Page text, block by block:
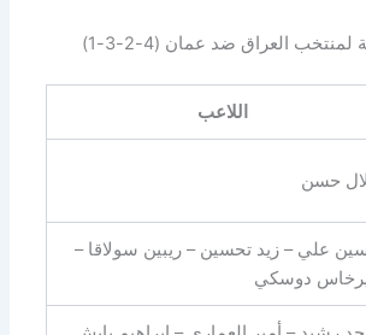
العراق ضد عمان (4-2-3-1)
اللاعب
حسن
علي – زيد تحسين – ريبين سولاقا –
دوسكي